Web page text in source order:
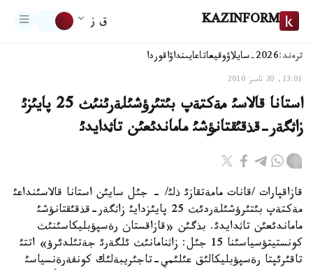
KAZINFORM ق ز
ترەند:2026-سايلاۋ وقيعاتاعايىنداۋاقوردا
13:01, 20 تامىز 2010
استانا قالاسئ مةكتةپ بئتئرؤشئلةرئنئث 25 پايئزئ
زاثگةر-قذقئقتانؤشئ ماماندئعئن تاثدايدئ
قازاقپارات /قانات مامةتقازئ ذلئ/ - جئل سايئن استانا قالاسئنداعئ
مةكتةپ بئتئرؤشئلةردئث 25 پايئزدايئ زاثگةر-قذقئقتانؤشئ
ماماندئعئن تاثدايدئ. بذگئن «قازاقستان رةسپؤبليكاسئنئث
كونستيتؤسياسئنا 15 جئل: زاثنامانئث ئلگةرئ جةتئلدئرؤ» اتتئ
تاقئرئپتا رةسپؤبليكالئق عئلئمي-تاجئريبةلئك كونفةرةنسياسئ